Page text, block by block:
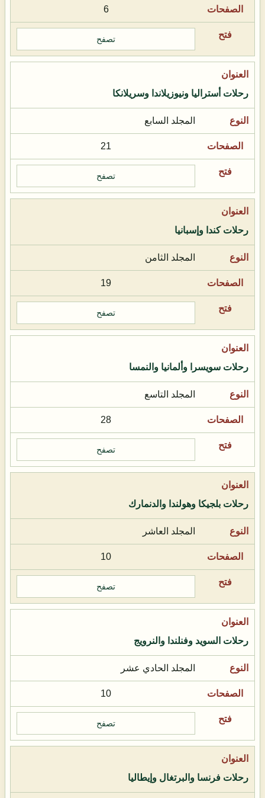
6
تصفح
رحلات أستراليا ونيوزيلاندا وسريلانكا
المجلد السابع
21
تصفح
رحلات كندا وإسبانيا
المجلد الثامن
19
تصفح
رحلات سويسرا وألمانيا والنمسا
المجلد التاسع
28
تصفح
رحلات بلجيكا وهولندا والدنمارك
المجلد العاشر
10
تصفح
رحلات السويد وفنلندا والنرويج
المجلد الحادي عشر
10
تصفح
رحلات فرنسا والبرتغال وإيطاليا